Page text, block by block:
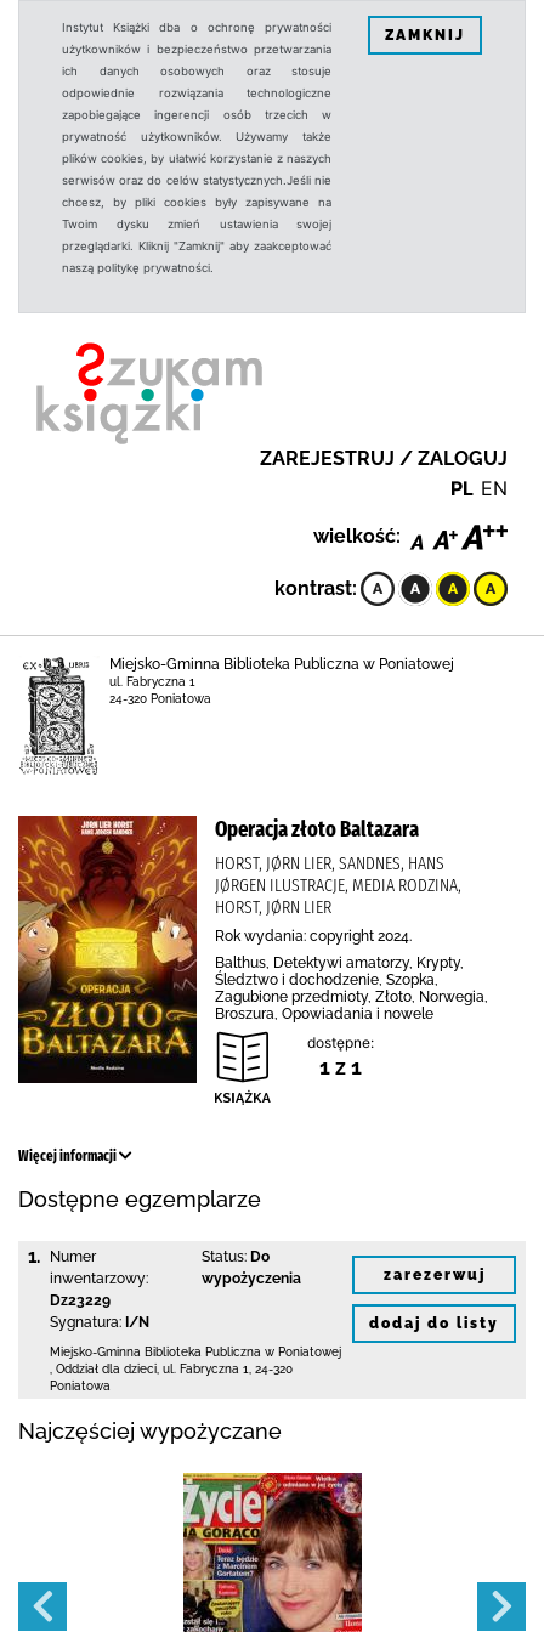
Instytut Książki dba o ochronę prywatności
użytkowników i bezpieczeństwo przetwarzania
ich danych osobowych oraz stosuje
odpowiednie rozwiązania technologiczne
zapobiegające ingerencji osób trzecich w
prywatność użytkowników. Używamy także
plików cookies, by ułatwić korzystanie z naszych
serwisów oraz do celów statystycznych.Jeśli nie
chcesz, by pliki cookies były zapisywane na
Twoim dysku zmień ustawienia swojej
przeglądarki. Kliknij "Zamknij" aby zaakceptować
naszą politykę prywatności.
ZAMKNIJ
ZAREJESTRUJ / ZALOGUJ
PL EN
wielkość:
kontrast:
Miejsko-Gminna Biblioteka Publiczna w Poniatowej
ul. Fabryczna 1
24-320 Poniatowa
Operacja złoto Baltazara
HORST, JØRN LIER, SANDNES, HANS
JØRGEN ILUSTRACJE, MEDIA RODZINA,
HORST, JØRN LIER
Rok wydania: copyright 2024.
Balthus, Detektywi amatorzy, Krypty,
Śledztwo i dochodzenie, Szopka,
Zagubione przedmioty, Złoto, Norwegia,
Broszura, Opowiadania i nowele
dostępne:
1 z 1
Więcej informacji
Dostępne egzemplarze
1.
Numer
inwentarzowy:
Dz23229
Sygnatura: I/N
Status: Do
wypożyczenia
Miejsko-Gminna Biblioteka Publiczna w Poniatowej
Oddział dla dzieci, ul. Fabryczna 1
24-320
Poniatowa
zarezerwuj
dodaj do listy
Najczęściej wypożyczane